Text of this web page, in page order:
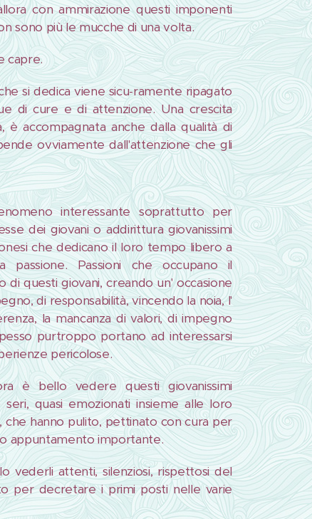
con ammirazione questi imponenti
sono più le mucche di una volta.
capre.
si dedica viene sicu-ramente ripagato
di cure e di attenzione. Una crescita
è accompagnata anche dalla qualità di
ovviamente dall'attenzione che gli
interessante soprattutto per
dei giovani o addirittura giovanissimi
che dedicano il loro tempo libero a
passione. Passioni che occupano il
di questi giovani, creando un' occasione
di responsabilità, vincendo la noia, l'
la mancanza di valori, di impegno
purtroppo portano ad interessarsi
pericolose.
è bello vedere questi giovanissimi
seri, quasi emozionati insieme alle loro
che hanno pulito, pettinato con cura per
appuntamento importante.
vederli attenti, silenziosi, rispettosi del
per decretare i primi posti nelle varie